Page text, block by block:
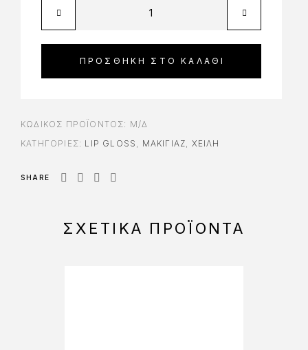
ΠΡΟΣΘΉΚΗ ΣΤΟ ΚΑΛΆΘΙ
ΚΩΔΙΚΌΣ ΠΡΟΪΌΝΤΟΣ: Μ/Δ
ΚΑΤΗΓΟΡΊΕΣ: LIP GLOSS , ΜΑΚΙΓΙΑΖ, ΧΕΊΛΗ
SHARE
ΣΧΕΤΙΚΆ ΠΡΟΪΌΝΤΑ